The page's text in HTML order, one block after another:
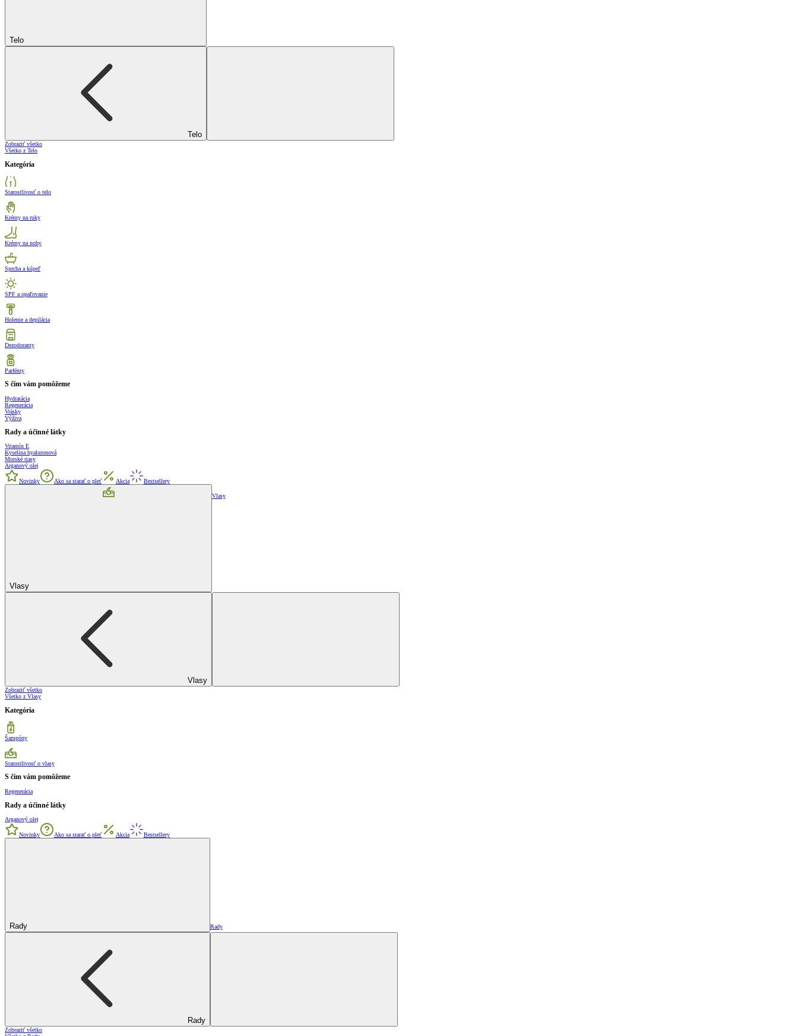
Telo
Telo
Zobraziť všetko
Všetko z Telo
Kategória
Starostlivosť o telo
Krémy na ruky
Krémy na nohy
Sprcha a kúpeľ
SPF a opaľovanie
Holenie a depilácia
Dezodoranty
Parfémy
S čím vám pomôžeme
Hydratácia
Regenerácia
Vrásky
Výživa
Rady a účinné látky
Vitamín E
Kyselina hyaluronová
Morské riasy
Arganový olej
Novinky Ako sa starať o pleť Akcia Bestsellery
Vlasy
Vlasy
Vlasy
Zobraziť všetko
Všetko z Vlasy
Kategória
Šampóny
Starostlivosť o vlasy
S čím vám pomôžeme
Regenerácia
Rady a účinné látky
Arganový olej
Novinky Ako sa starať o pleť Akcia Bestsellery
Rady Rady
Rady
Zobraziť všetko